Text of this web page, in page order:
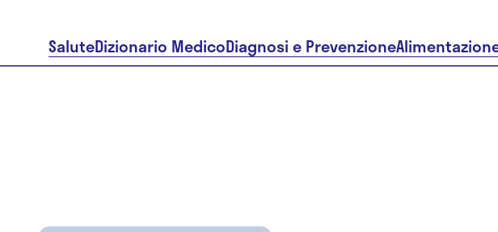
SaluteDizionario MedicoDiagnosi e Prevenzione